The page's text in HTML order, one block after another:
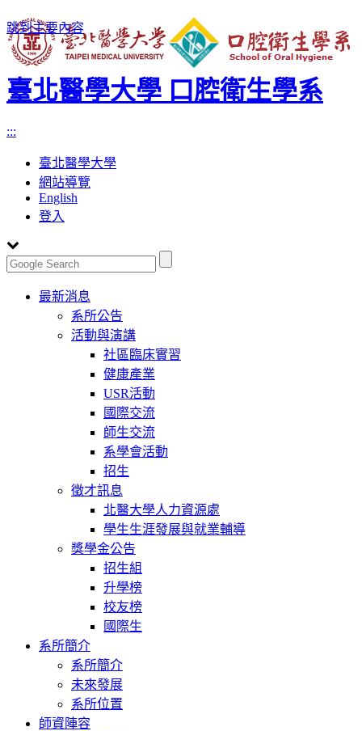
跳到主要內容
臺北醫學大學 口腔衛生學系
:::
臺北醫學大學
網站導覽
English
登入
Toggle
navigation
最新消息
系所公告
活動與演講
社區臨床實習
健康產業
USR活動
國際交流
師生交流
系學會活動
招生
徵才訊息
北醫大學人力資源處
學生生涯發展與就業輔導
獎學金公告
招生組
升學榜
校友榜
國際生
系所簡介
系所簡介
未來發展
系所位置
師資陣容